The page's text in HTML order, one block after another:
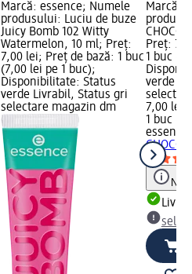
Marcă: essence; Numele
produsului: Luciu de buze
Juicy Bomb 102 Witty
Watermelon, 10 ml; Preț:
7,00 lei; Preț de bază: 1 buc
(7,00 lei pe 1 buc);
Disponibilitate: Status
verde Livrabil, Status gri
selectare magazin dm
Marcă:
CHOCO
Preț:
1 buc
verde
7,00 lei
1 buc
essence
CHOCO
Notă